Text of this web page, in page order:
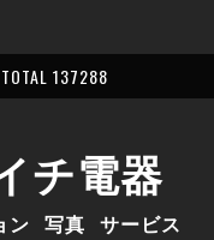
137288
チ電器
ン 写真 サービス